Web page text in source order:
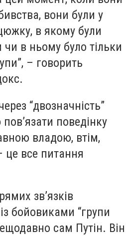
вони були у
в якому були
чи в ньому було тільки
– говорить
“двозначність”
пов’язати поведінку
владою, втім,
це все питання
зв’язків
бойовиками “групи
сам Путін. Він